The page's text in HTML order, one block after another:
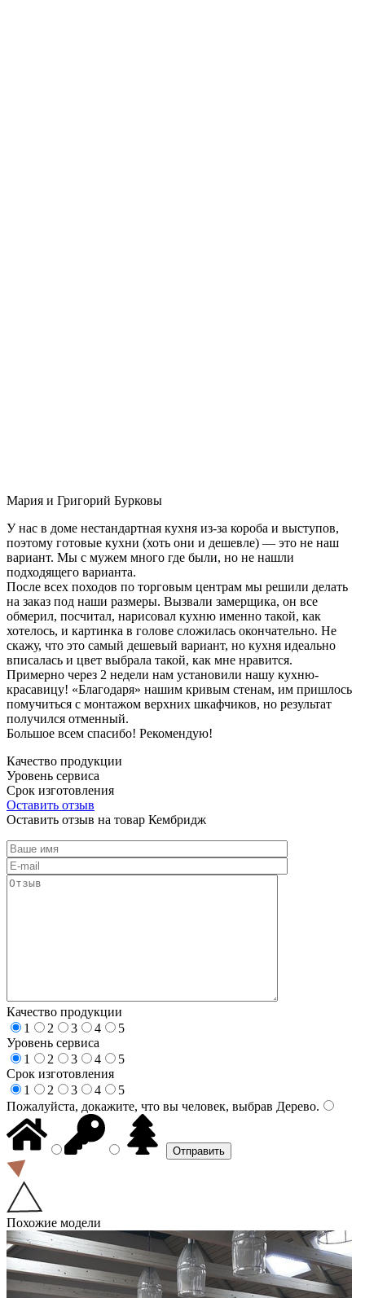
Мария и Григорий Бурковы
У нас в доме нестандартная кухня из-за короба и выступов,
поэтому готовые кухни (хоть они и дешевле) — это не наш
вариант. Мы с мужем много где были, но не нашли
подходящего варианта.
После всех походов по торговым центрам мы решили делать
на заказ под наши размеры. Вызвали замерщика, он все
обмерил, посчитал, нарисовал кухню именно такой, как
хотелось, и картинка в голове сложилась окончательно. Не
скажу, что это самый дешевый вариант, но кухня идеально
вписалась и цвет выбрала такой, как мне нравится.
Примерно через 2 недели нам установили нашу кухню-
красавицу! «Благодаря» нашим кривым стенам, им пришлось
помучиться с монтажом верхних шкафчиков, но результат
получился отменный.
Большое всем спасибо! Рекомендую!
Качество продукции
Уровень сервиса
Срок изготовления
Оставить отзыв
Оставить отзыв на товар Кембридж
Качество продукции
1
2 3 4
5
Уровень сервиса
1
2 3 4
5
Срок изготовления
1
2 3 4
5
Пожалуйста, докажите, что вы человек, выбрав Дерево.
Похожие модели